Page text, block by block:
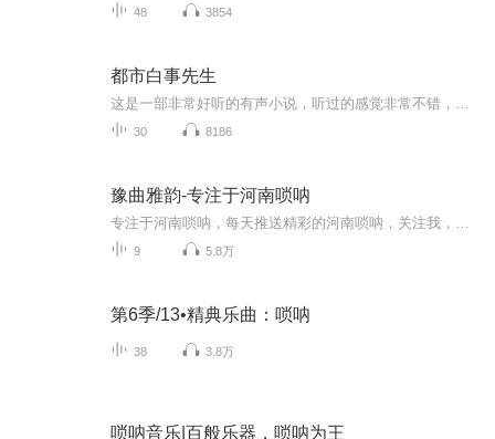
48 3854
都市白事先生
30 8186
豫曲雅韵-专注于河南唢呐
9 5.8万
第6季/13•精典乐曲：唢呐
38 3.8万
唢呐音乐|百般乐器，唢呐为王